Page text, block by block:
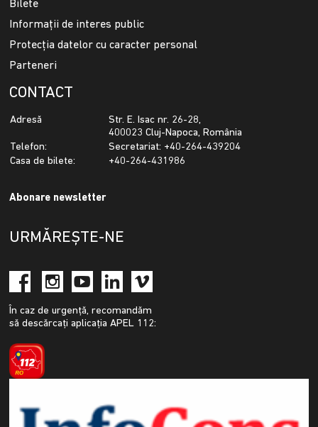
Bilete
Informații de interes public
Protecția datelor cu caracter personal
Parteneri
CONTACT
Adresă
Str. E. Isac nr. 26-28,
400023 Cluj-Napoca, România
Telefon:
Secretariat: +40-264-439204
Casa de bilete:
+40-264-431986
Abonare newsletter
URMĂREȘTE-NE
În caz de urgență, recomandăm
să descărcați aplicația APEL 112: